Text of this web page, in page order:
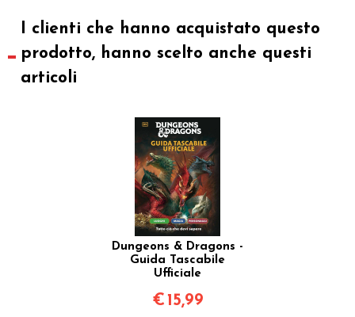
I clienti che hanno acquistato questo
prodotto, hanno scelto anche questi
articoli
Dungeons & Dragons -
Guida Tascabile
Ufficiale
€ 15,99